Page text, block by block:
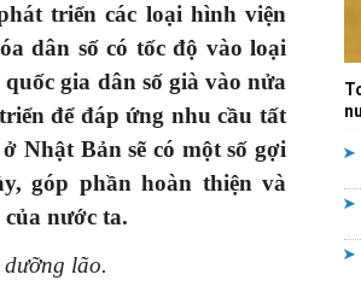
Quản
lý
triển các loại hình viện
dân số có tốc độ vào loại
gia dân số già vào nửa
để đáp ứng nhu cầu tất
Nhật Bản sẽ có một số gợi
góp phần hoàn thiện và
nước ta.
lão.